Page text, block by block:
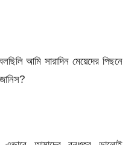
আমি সারাদিন মেয়েদের পিছনে